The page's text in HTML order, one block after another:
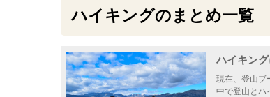
北アルプスの最奥部、黒部・雲ノ平へ！有名なクラシ
おでかけ情報サービス「aumo」が連携するメ
使わない土地
キャンプYouTuber尾上祐一郎が自信を持って
アトミックの
スノーピークの限定バーナー入荷しました
猫が支配して
パタゴニアのウエアやビールが「地球を救う」
押入れに眠っ
【ソロキャンプの魅力を満喫】ソロテントの選
【ポップアッ
ゴアテックスウエアの洗濯・保管やメンテナン
北アルプスの
【注目】モンベルがキャンプ用品に注力！｜モ
登山時計の代
人気の靴メーカー！スカルパの特集！選び方と
クライミング
パティシエキャンパーSakiさんに教わる！『か
パティシエキ
登山歴3年目のテント泊装備・持ち物をご紹介し
【八ヶ岳最高
【2021年最新！】9月Amazonのタイムセールを
ペトロマック
「オトナ女子の山登り」チャンネル、山下舞弓
【山でも街で
【高品質】この冬使いたいマーモットのフリー
ビクトリノッ
人気の靴メーカー！スカルパの特集！選び方と
フォックスフ
源流テンカラ釣り たいしょーの想い出釣行記
源流テンカラ
ゴアテックスウエアの洗濯・保管やメンテナン
日本向けに作
源流テンカラ釣りのリアルがここにある！料理
パティシエキ
【書籍発売！】ソロキャンプYouTuberタナの
【ソロキャン
パティシエキャンパーSakiさんに教わる！簡単
パティシエキ
ハイキングのまとめ一覧
ハイキン
現在、登山ブ
中で登山とハ